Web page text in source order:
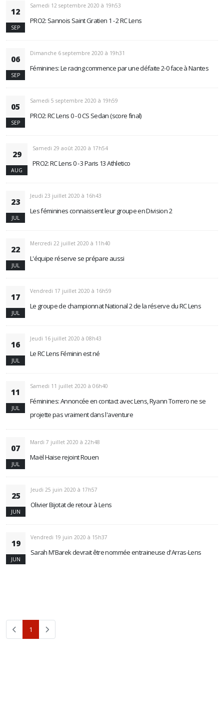
12
SEP
Samedi 12 septembre 2020 à 19h53
PRO2: Sannois Saint Gratien 1 - 2 RC Lens
06
SEP
Dimanche 6 septembre 2020 à 19h31
Féminines: Le racing commence par une défaite 2-0 face à Nantes
05
SEP
Samedi 5 septembre 2020 à 19h59
PRO2: RC Lens 0 - 0 CS Sedan (score final)
29
AUG
Samedi 29 août 2020 à 17h54
PRO2: RC Lens 0 - 3 Paris 13 Athletico
23
JUL
Jeudi 23 juillet 2020 à 16h43
Les féminines connaissent leur groupe en Division 2
22
JUL
Mercredi 22 juillet 2020 à 11h40
L'équipe réserve se prépare aussi
17
JUL
Vendredi 17 juillet 2020 à 16h59
Le groupe de championnat National 2 de la réserve du RC Lens
16
JUL
Jeudi 16 juillet 2020 à 08h43
Le RC Lens Féminin est né
11
JUL
Samedi 11 juillet 2020 à 06h40
Féminines: Annoncée en contact avec Lens, Ryann Torrero ne se
projette pas vraiment dans l'aventure
07
JUL
Mardi 7 juillet 2020 à 22h48
Maël Haise rejoint Rouen
25
JUN
Jeudi 25 juin 2020 à 17h57
Olivier Bijotat de retour à Lens
19
JUN
Vendredi 19 juin 2020 à 15h37
Sarah M'Barek devrait être nommée entraineuse d'Arras-Lens
1 (current)